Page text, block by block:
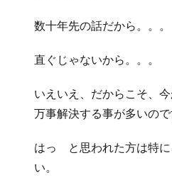
数十年先の話だから。。。
直ぐじゃないから。。。
いえいえ、だからこそ、
万事解決する事が多いので
はっ と思われた方は特に
い。